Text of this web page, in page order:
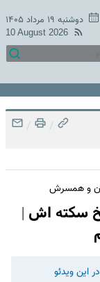
دوشنبه ۱۹ مرداد ۱۴۰۵
10 August 2026
/
/
و همسرش
سکته اش |
این ویدئو